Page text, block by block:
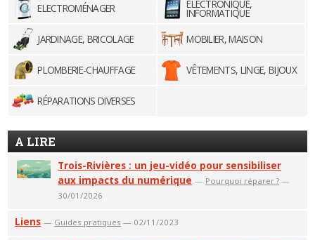
ELECTROMÉNAGER ELECTRONIQUE,
INFORMATIQUE
JARDINAGE, BRICOLAGE
MOBILIER, MAISON
PLOMBERIE-CHAUFFAGE VÊTEMENTS, LINGE, BIJOUX
RÉPARATIONS DIVERSES
A LIRE
Trois-Rivières : un jeu-vidéo pour sensibiliser
aux impacts du numérique — Pourquoi réparer ? —
30/01/2026
Liens — Guides pratiques — 02/11/2023